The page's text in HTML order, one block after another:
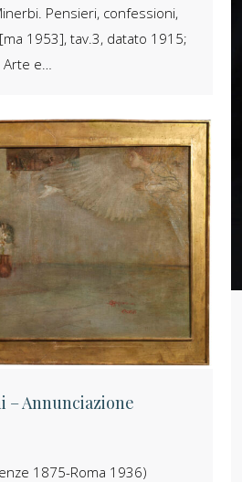
Pensieri, confessioni,
1953], tav.3, datato 1915;
Arte e…
– Annunciazione
1875-Roma 1936)